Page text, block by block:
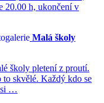
20.00 h, ukončení v
Malá školy
školy pletení z proutí.
skvělé. Každý kdo se
si …